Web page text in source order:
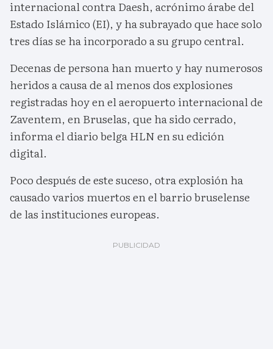
internacional contra Daesh, acrónimo árabe del
Estado Islámico (EI), y ha subrayado que hace solo
tres días se ha incorporado a su grupo central.
Decenas de persona han muerto y hay numerosos
heridos a causa de al menos dos explosiones
registradas hoy en el aeropuerto internacional de
Zaventem, en Bruselas, que ha sido cerrado,
informa el diario belga HLN en su edición
digital.
Poco después de este suceso, otra explosión ha
causado varios muertos en el barrio bruselense
de las instituciones europeas.